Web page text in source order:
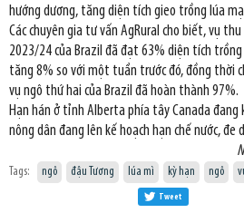
hướng dương, tăng diện tích gieo trồng lúa
Các chuyên gia tư vấn AgRural cho biết, vụ
2023/24 của Brazil đã đạt 63% diện tích
tăng 8% so với một tuần trước đó, đồng thời
vụ ngô thứ hai của Brazil đã hoàn thành 97%.
Hạn hán ở tỉnh Alberta phía tây Canada
nông dân đang lên kế hoạch hạn chế nước,
Tags: ngô đậu Tương lúa mì kỳ hạn ngô
Tweet